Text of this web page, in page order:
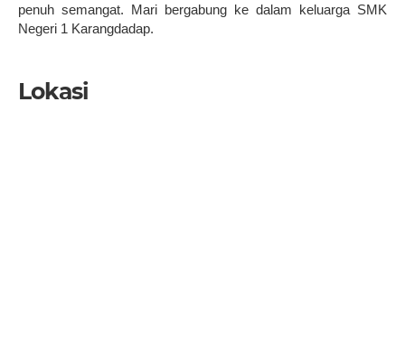
penuh semangat. Mari bergabung ke dalam keluarga SMK
Negeri 1 Karangdadap.
Lokasi